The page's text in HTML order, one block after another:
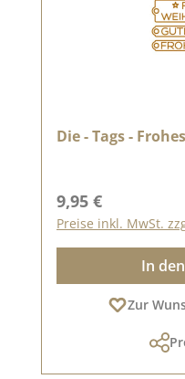
Die - Tags -
Regulärer Preis:
9,95 €
Preise inkl. MwSt.
In
Zur